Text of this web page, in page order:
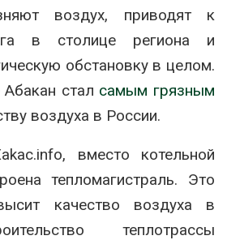
воздух, приводят к
в столице региона и
обстановку в целом.
стал самым грязным
воздуха в России.
вместо котельной
тепломагистраль. Это
качество воздуха в
теплотрассы